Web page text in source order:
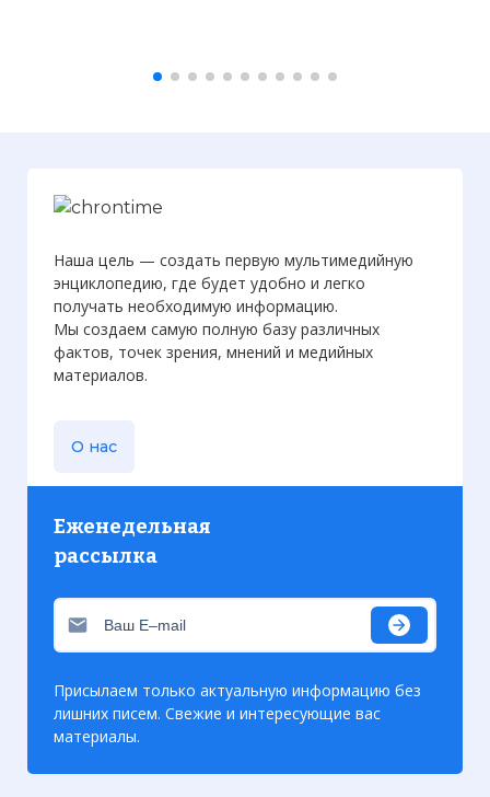
Вернуться в статью: Битва при Рокруа
Наша цель — создать первую мультимедийную
энциклопедию, где будет удобно и легко
получать необходимую информацию.
Мы создаем самую полную базу различных
фактов, точек зрения, мнений и медийных
материалов.
О нас
Еженедельная
рассылка
Присылаем только актуальную информацию без
лишних писем. Свежие и интересующие вас
материалы.